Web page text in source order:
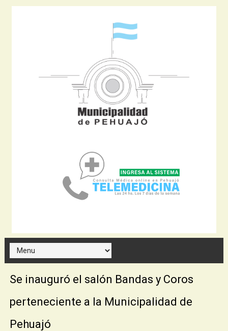
Se inauguró el salón Bandas y Coros
perteneciente a la Municipalidad de
Pehuajó